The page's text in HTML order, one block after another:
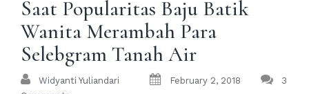
Saat Popularitas Baju Batik
Wanita Merambah Para
Selebgram Tanah Air
Widyanti Yuliandari February 2, 2018
3